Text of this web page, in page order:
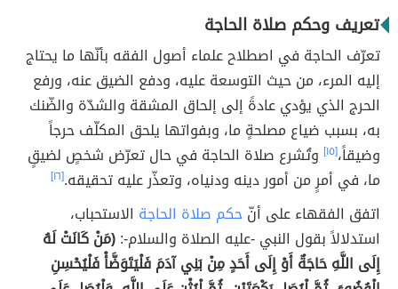
تعريف وحكم صلاة الحاجة
تعرّف الحاجة في اصطلاح علماء أصول الفقه بأنّها ما يحتاج
إليه المرء، من حيث التوسعة عليه، ودفع الضيق عنه، ورفع
الحرج الذي يؤدي عادةً إلى إلحاق المشقة والشدّة والضّنك
به، بسبب ضياع مصلحةٍ ما، وبفواتها يلحق المكلّف حرجاً
وضيقاً،[١٥]
وتُشرع صلاة الحاجة في حال تعرّض شخصٍ لضيقٍ
ما، في أمرٍ من أمور دينه ودنياه، وتعذّر عليه تحقيقه.[١٦]
اتفق الفقهاء على أنّحكم صلاة الحاجة الاستحباب،
استدلالاً بقول النبي -عليه الصلاة والسلام-:(مَنْ كَانَتْ لَهُ
إِلَى اللَّهِ حَاجَةٌ أَوْ إِلَى أَحَدٍ مِنْ بَنِي آدَمَ فَلْيَتَوَضَّأْ فَلْيُحْسِنِ